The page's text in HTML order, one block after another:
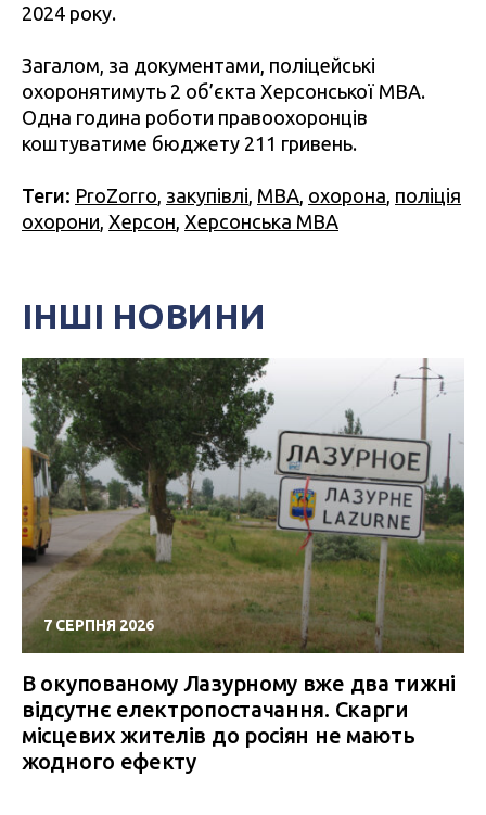
2024 року.
Загалом, за документами, поліцейські
охоронятимуть 2 об’єкта Херсонської МВА.
Одна година роботи правоохоронців
коштуватиме бюджету 211 гривень.
Теги: ProZorro закупівлі МВА охорона поліція
охорони Херсон Херсонська МВА
ІНШІ НОВИНИ
7 СЕРПНЯ 2026
В окупованому Лазурному вже два тижні
відсутнє електропостачання. Скарги
місцевих жителів до росіян не мають
жодного ефекту